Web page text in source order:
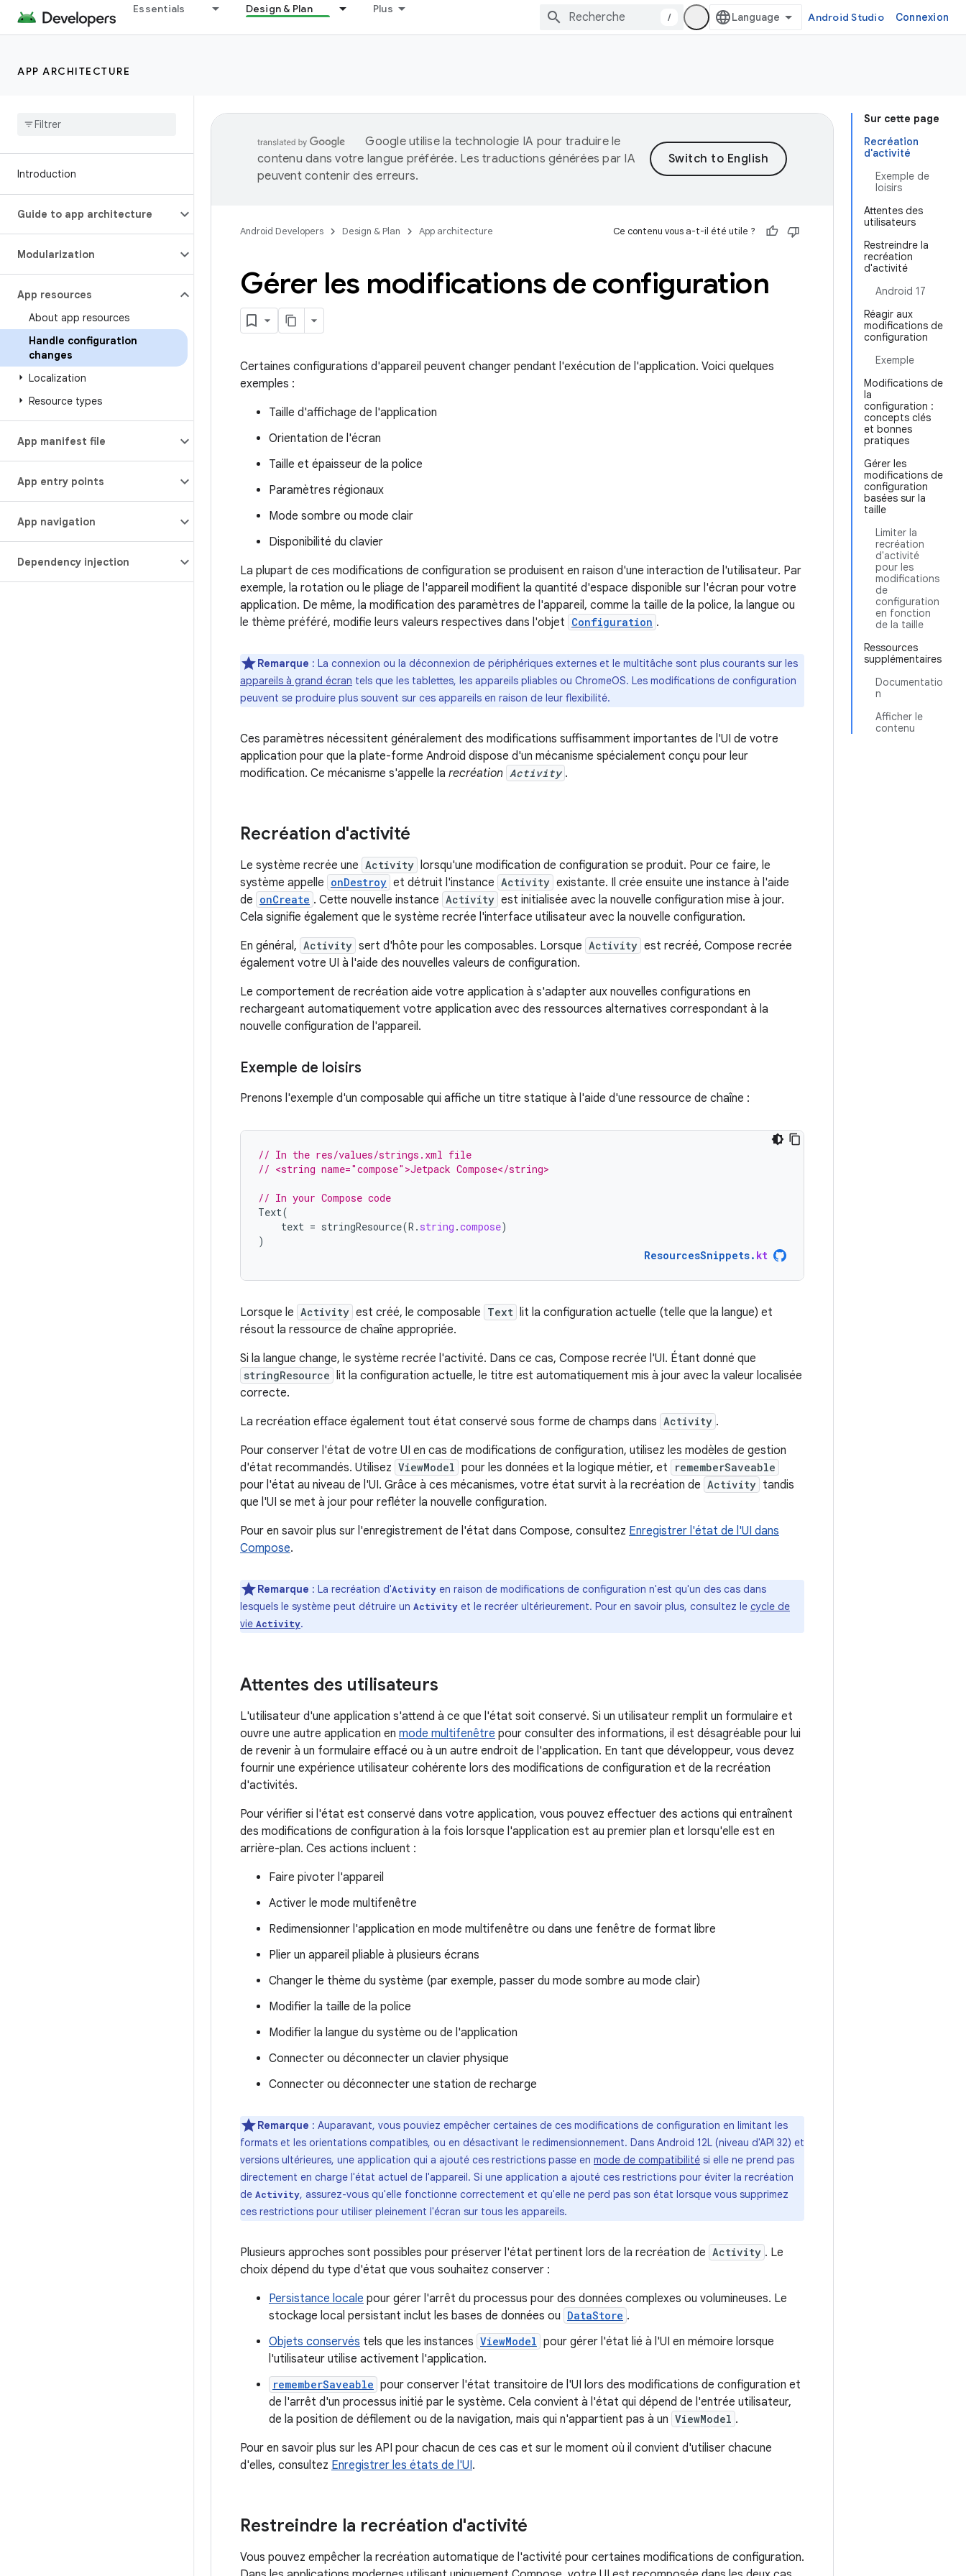
Essentials Design & Plan Plus
/ Android Studio Connexion
APP ARCHITECTURE
Introduction
Guide to app architecture
Modularization
App resources
About app resources
Handle configuration
changes
Localization
Resource types
App manifest file
App entry points
App navigation
Dependency injection
Sur cette page
Recréation
d'activité
Exemple de
loisirs
Attentes des
utilisateurs
Restreindre la
recréation
d'activité
Android 17
Réagir aux
modifications de
configuration
Exemple
Modifications de
la
configuration :
concepts clés
et bonnes
pratiques
Gérer les
modifications de
configuration
basées sur la
taille
Limiter la
recréation
d'activité
pour les
modifications
de
configuration
en fonction
de la taille
Ressources
supplémentaires
Documentatio
n
Afficher le
contenu
Google utilise la technologie IA pour traduire le
contenu dans votre langue préférée. Les traductions générées par IA
peuvent contenir des erreurs.
Android Developers Design & Plan App architecture Ce contenu vous a-t-il été utile ?
Gérer les modifications de configuration
Certaines configurations d'appareil peuvent changer pendant l'exécution de l'application. Voici quelques
exemples :
Taille d'affichage de l'application
Orientation de l'écran
Taille et épaisseur de la police
Paramètres régionaux
Mode sombre ou mode clair
Disponibilité du clavier
La plupart de ces modifications de configuration se produisent en raison d'une interaction de l'utilisateur. Par
exemple, la rotation ou le pliage de l'appareil modifient la quantité d'espace disponible sur l'écran pour votre
application. De même, la modification des paramètres de l'appareil, comme la taille de la police, la langue ou
le thème préféré, modifie leurs valeurs respectives dans l'objet Configuration .
Remarque : La connexion ou la déconnexion de périphériques externes et le multitâche sont plus courants sur les
appareils à grand écran tels que les tablettes, les appareils pliables ou ChromeOS. Les modifications de configuration
peuvent se produire plus souvent sur ces appareils en raison de leur flexibilité.
Ces paramètres nécessitent généralement des modifications suffisamment importantes de l'UI de votre
application pour que la plate-forme Android dispose d'un mécanisme spécialement conçu pour leur
modification. Ce mécanisme s'appelle la recréation Activity .
Recréation d'activité
Le système recrée une Activity lorsqu'une modification de configuration se produit. Pour ce faire, le
système appelle onDestroy et détruit l'instance Activity existante. Il crée ensuite une instance à l'aide
de onCreate . Cette nouvelle instance Activity est initialisée avec la nouvelle configuration mise à jour.
Cela signifie également que le système recrée l'interface utilisateur avec la nouvelle configuration.
En général, Activity sert d'hôte pour les composables. Lorsque Activity est recréé, Compose recrée
également votre UI à l'aide des nouvelles valeurs de configuration.
Le comportement de recréation aide votre application à s'adapter aux nouvelles configurations en
rechargeant automatiquement votre application avec des ressources alternatives correspondant à la
nouvelle configuration de l'appareil.
Exemple de loisirs
Prenons l'exemple d'un composable qui affiche un titre statique à l'aide d'une ressource de chaîne :
// In the res/values/strings.xml file
// <string name="compose">Jetpack Compose</string>
// In your Compose code
Text(
text = stringResource(R . string .compose)
)
ResourcesSnippets. kt
Lorsque le Activity est créé, le composable Text lit la configuration actuelle (telle que la langue) et
résout la ressource de chaîne appropriée.
Si la langue change, le système recrée l'activité. Dans ce cas, Compose recrée l'UI. Étant donné que
stringResource lit la configuration actuelle, le titre est automatiquement mis à jour avec la valeur localisée
correcte.
La recréation efface également tout état conservé sous forme de champs dans Activity .
Pour conserver l'état de votre UI en cas de modifications de configuration, utilisez les modèles de gestion
d'état recommandés. Utilisez ViewModel pour les données et la logique métier, et rememberSaveable
pour l'état au niveau de l'UI. Grâce à ces mécanismes, votre état survit à la recréation de Activity tandis
que l'UI se met à jour pour refléter la nouvelle configuration.
Pour en savoir plus sur l'enregistrement de l'état dans Compose, consultez Enregistrer l'état de l'UI dans
Compose.
Remarque : La recréation d'Activity en raison de modifications de configuration n'est qu'un des cas dans
lesquels le système peut détruire un Activity et le recréer ultérieurement. Pour en savoir plus, consultez le cycle de
vie Activity.
Attentes des utilisateurs
L'utilisateur d'une application s'attend à ce que l'état soit conservé. Si un utilisateur remplit un formulaire et
ouvre une autre application en mode multifenêtre pour consulter des informations, il est désagréable pour lui
de revenir à un formulaire effacé ou à un autre endroit de l'application. En tant que développeur, vous devez
fournir une expérience utilisateur cohérente lors des modifications de configuration et de la recréation
d'activités.
Pour vérifier si l'état est conservé dans votre application, vous pouvez effectuer des actions qui entraînent
des modifications de configuration à la fois lorsque l'application est au premier plan et lorsqu'elle est en
arrière-plan. Ces actions incluent :
Faire pivoter l'appareil
Activer le mode multifenêtre
Redimensionner l'application en mode multifenêtre ou dans une fenêtre de format libre
Plier un appareil pliable à plusieurs écrans
Changer le thème du système (par exemple, passer du mode sombre au mode clair)
Modifier la taille de la police
Modifier la langue du système ou de l'application
Connecter ou déconnecter un clavier physique
Connecter ou déconnecter une station de recharge
Remarque : Auparavant, vous pouviez empêcher certaines de ces modifications de configuration en limitant les
formats et les orientations compatibles, ou en désactivant le redimensionnement. Dans Android 12L (niveau d'API 32) et
versions ultérieures, une application qui a ajouté ces restrictions passe en mode de compatibilité si elle ne prend pas
directement en charge l'état actuel de l'appareil. Si une application a ajouté ces restrictions pour éviter la recréation
de Activity, assurez-vous qu'elle fonctionne correctement et qu'elle ne perd pas son état lorsque vous supprimez
ces restrictions pour utiliser pleinement l'écran sur tous les appareils.
Plusieurs approches sont possibles pour préserver l'état pertinent lors de la recréation de Activity . Le
choix dépend du type d'état que vous souhaitez conserver :
Persistance locale pour gérer l'arrêt du processus pour des données complexes ou volumineuses. Le
stockage local persistant inclut les bases de données ou DataStore .
Objets conservés tels que les instances ViewModel pour gérer l'état lié à l'UI en mémoire lorsque
l'utilisateur utilise activement l'application.
rememberSaveable pour conserver l'état transitoire de l'UI lors des modifications de configuration et
de l'arrêt d'un processus initié par le système. Cela convient à l'état qui dépend de l'entrée utilisateur,
de la position de défilement ou de la navigation, mais qui n'appartient pas à un ViewModel .
Pour en savoir plus sur les API pour chacun de ces cas et sur le moment où il convient d'utiliser chacune
d'elles, consultez Enregistrer les états de l'UI.
Restreindre la recréation d'activité
Vous pouvez empêcher la recréation automatique de l'activité pour certaines modifications de configuration.